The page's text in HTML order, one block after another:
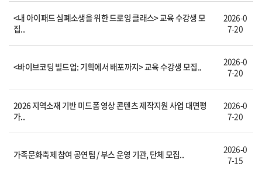
<내 아이패드 심폐소생을 위한 드로잉 클래스> 교육 수강생 모
집..
2026-0
7-20
<바이브코딩 빌드업: 기획에서 배포까지> 교육 수강생 모집..
2026-0
7-20
2026 지역소재 기반 미드폼 영상 콘텐츠 제작지원 사업 대면평
가..
2026-0
7-20
가족문화축제 참여 공연팀 / 부스 운영 기관, 단체 모집..
2026-0
7-15